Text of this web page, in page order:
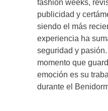
fashion weeks,
publicidad y
siendo el más
experiencia ha
seguridad y
momento que
emoción es su
durante el